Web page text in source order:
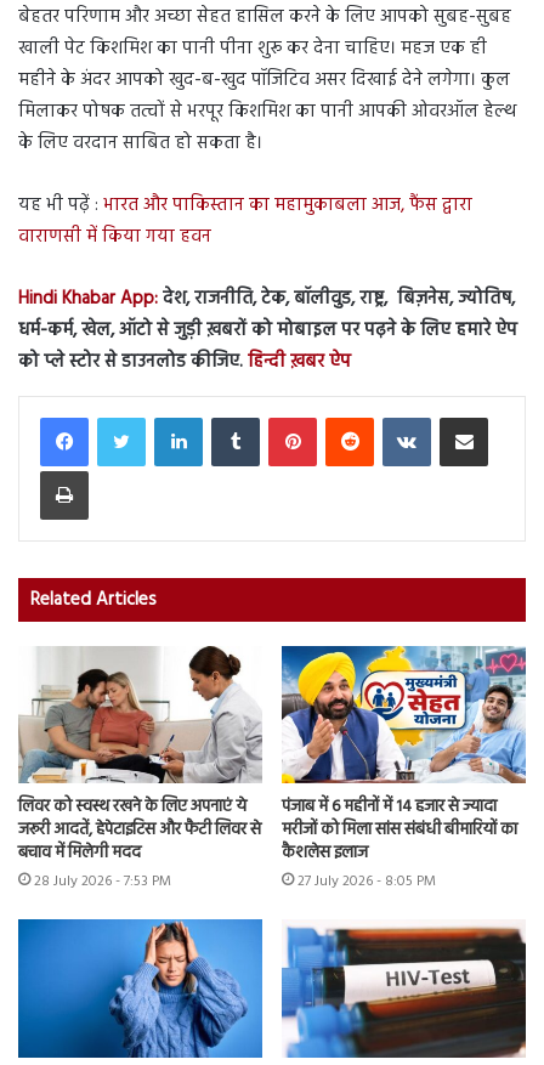
बेहतर परिणाम और अच्छा सेहत हासिल करने के लिए आपको सुबह-सुबह
खाली पेट किशमिश का पानी पीना शुरू कर देना चाहिए। महज एक ही
महीने के अंदर आपको खुद-ब-खुद पॉजिटिव असर दिखाई देने लगेगा। कुल
मिलाकर पोषक तत्वों से भरपूर किशमिश का पानी आपकी ओवरऑल हेल्थ
के लिए वरदान साबित हो सकता है।
यह भी पढ़ें : भारत और पाकिस्तान का महामुकाबला आज, फैंस द्वारा
वाराणसी में किया गया हवन
Hindi Khabar App:देश, राजनीति, टेक, बॉलीवुड, राष्ट्र, बिज़नेस, ज्योतिष,
धर्म-कर्म, खेल, ऑटो से जुड़ी ख़बरों को मोबाइल पर पढ़ने के लिए हमारे ऐप
को प्ले स्टोर से डाउनलोड कीजिए.हिन्दी ख़बर ऐप
LinkedInTumblr PinterestReddit VKontakteShare via Email
Print
Related Articles
लिवर को स्वस्थ रखने के लिए अपनाएं ये
जरूरी आदतें, हेपेटाइटिस और फैटी लिवर से
बचाव में मिलेगी मदद
28 July 2026 - 7:53 PM
पंजाब में 6 महीनों में 14 हजार से ज्यादा
मरीजों को मिला सांस संबंधी बीमारियों का
कैशलेस इलाज
27 July 2026 - 8:05 PM